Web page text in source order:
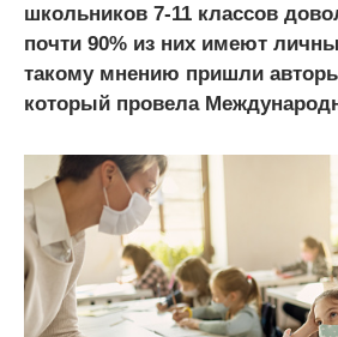
школьников 7-11 классов
почти 90% из них имеют
такому мнению пришли
который провела